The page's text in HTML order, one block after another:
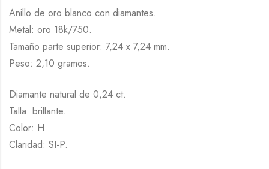
Anillo de oro blanco con diamantes.
Metal: oro 18k/750.
Tamaño parte superior: 7,24 x 7,24 mm.
Peso: 2,10 gramos.
Diamante natural de 0,24 ct.
Talla: brillante.
Color: H
Claridad: SI-P.